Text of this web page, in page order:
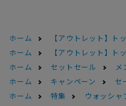
ホーム 【アウトレット】ト
ホーム
【アウトレット】ト
ホーム
セットセール メ
ホーム
キャンペーン セ
ホーム
特集 ウォッシャ